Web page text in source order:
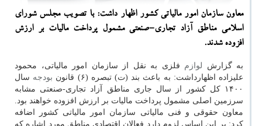
معاون سازمان امور مالیاتی کشور اظهار داشت: با تصویب مجلس شورای
اسلامی مناطق آزاد تجاری-صنعتی مشمول پرداخت مالیات بر ارزش
افزوده شدند.
به گزارش لوازم فلزی به نقل از سازمان امور مالیاتی، محمود
علیزاده اظهارداشت: به باعث بند (ت) تبصره (۶) قانون
بودجه سال
۱۴۰۰ کل کشور از سال جاری مناطق آزاد تجاری-صنعتی مشابه
سرزمین اصلی مشمول پرداخت مالیات بر ارزش افزوده خواهند بود.
معاون حقوقی و فنی مالیاتی سازمان امور مالیاتی کشور اضافه
کرد: بر این اساس لزوم دارد فعالان اقتصادی مناطق مورد اشاره که